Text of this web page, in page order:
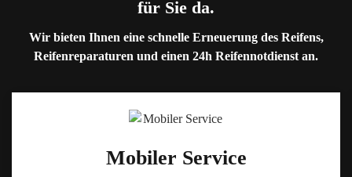
für Sie da.
Wir bieten Ihnen eine schnelle Erneuerung des Reifens,
Reifenreparaturen und einen 24h Reifennotdienst an.
Mobiler Service